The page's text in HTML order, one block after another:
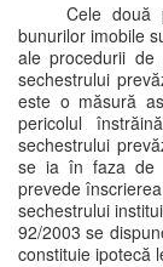
Cele două
bunurilor imobile
ale procedurii de
sechestrului
este o măsură
pericolul
sechestrului
se ia în faza de
prevede
sechestrului
92/2003 se
constituie ipotecă